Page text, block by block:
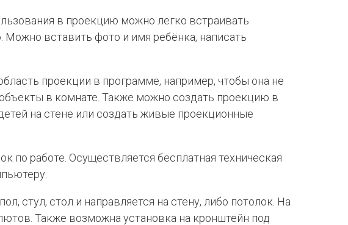
в проекцию можно легко встраивать
Можно вставить фото и имя ребёнка, написать
проекции в программе, например, чтобы она не
в комнате. Также можно создать проекцию в
на стене или создать живые проекционные
по работе. Осуществляется бесплатная техническая
стул, стол и направляется на стену, либо потолок. На
Также возможна установка на кронштейн под